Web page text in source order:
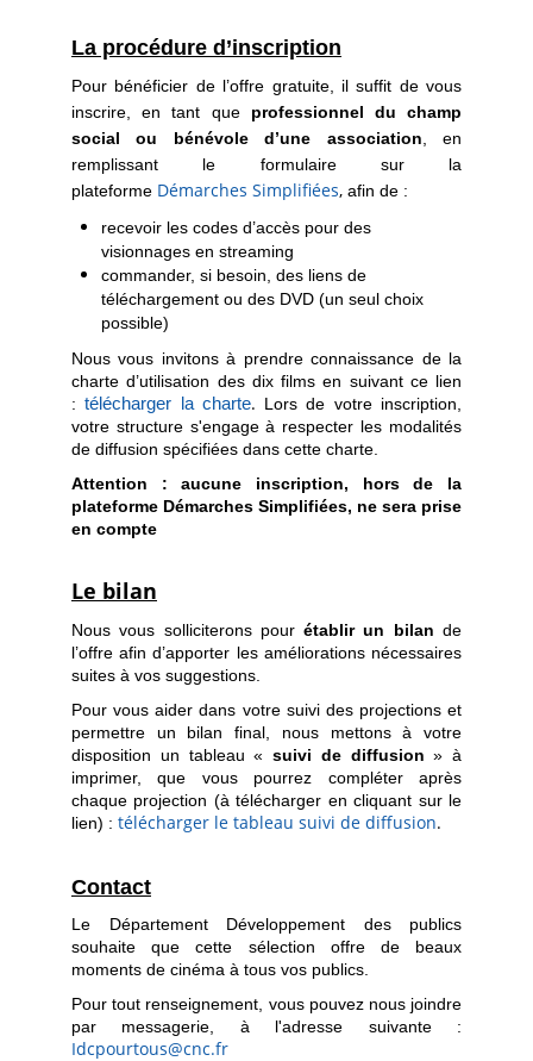
La procédure d’inscription
Pour bénéficier de l’offre gratuite, il suffit de vous
inscrire, en tant que professionnel du champ
social ou bénévole d’une association , en
remplissant le formulaire sur la
plateforme Démarches Simplifiées, afin de :
recevoir les codes d’accès pour des
visionnages en streaming
commander, si besoin, des liens de
téléchargement ou des DVD (un seul choix
possible)
Nous vous invitons à prendre connaissance de la
charte d’utilisation des dix films en suivant ce lien
: télécharger la charte. Lors de votre inscription,
votre structure s'engage à respecter les modalités
de diffusion spécifiées dans cette charte.
Attention : aucune inscription, hors de la
plateforme Démarches Simplifiées, ne sera prise
en compte
Le bilan
Nous vous solliciterons pourétablir un bilan de
l’offre afin d’apporter les améliorations nécessaires
suites à vos suggestions.
Pour vous aider dans votre suivi des projections et
permettre un bilan final, nous mettons à votre
disposition un tableau « suivi de diffusion » à
imprimer, que vous pourrez compléter après
chaque projection (à télécharger en cliquant sur le
lien) : télécharger le tableau suivi de diffusion.
Contact
Le Département Développement des publics
souhaite que cette sélection offre de beaux
moments de cinéma à tous vos publics.
Pour tout renseignement, vous pouvez nous joindre
par messagerie, à l'adresse suivante :
Idcpourtous@cnc.fr